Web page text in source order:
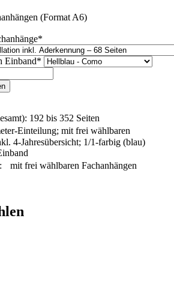
(Format A6)
*
Einband*
192 bis 352 Seiten
Einteilung; mit frei wählbaren
4-Jahresübersicht; 1/1-farbig (blau)
: mit frei wählbaren Fachanhängen